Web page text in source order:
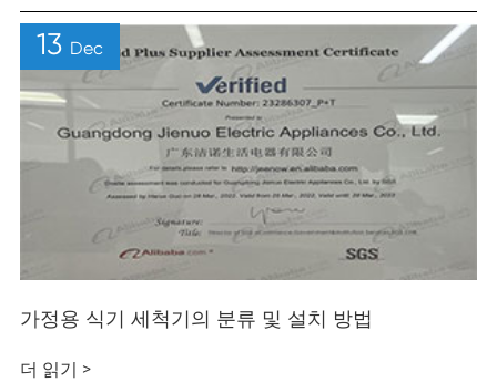
13 Dec
가정용 식기 세척기의 분류 및 설치 방법
더 읽기 >